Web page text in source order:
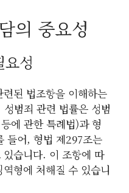
의 중요성
성
된 법조항을 이해하는
범죄 관련 법률은 성범
에 관한 특례법)과 형
들어, 형법 제297조는
습니다. 이 조항에 따
형에 처해질 수 있습니